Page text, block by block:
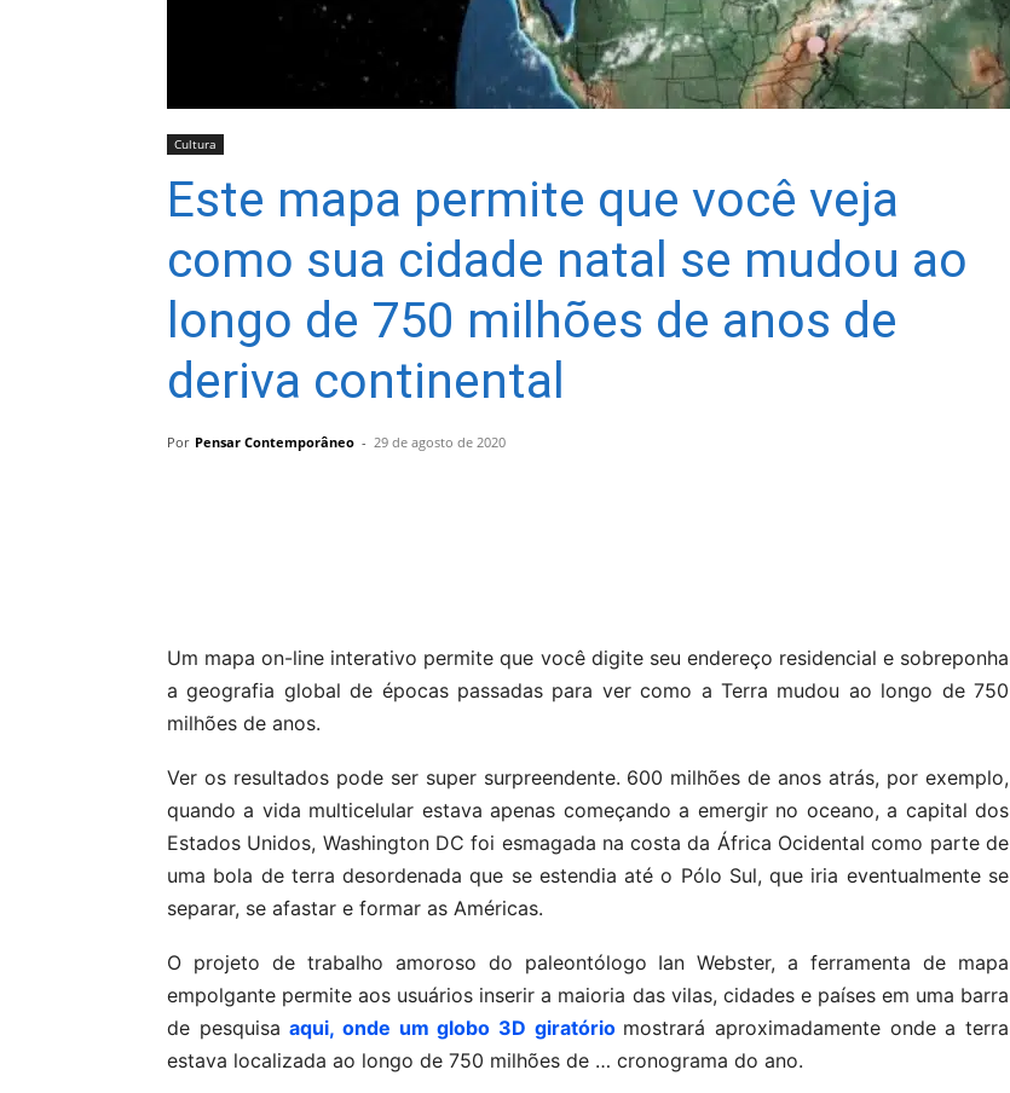
Cultura
Este mapa permite que você veja
como sua cidade natal se mudou ao
longo de 750 milhões de anos de
deriva continental
Por Pensar Contemporâneo - 29 de agosto de 2020
Um mapa on-line interativo permite que você digite seu endereço residencial e sobreponha
a geografia global de épocas passadas para ver como a Terra mudou ao longo de 750
milhões de anos.
Ver os resultados pode ser super surpreendente. 600 milhões de anos atrás, por exemplo,
quando a vida multicelular estava apenas começando a emergir no oceano, a capital dos
Estados Unidos, Washington DC foi esmagada na costa da África Ocidental como parte de
uma bola de terra desordenada que se estendia até o Pólo Sul, que iria eventualmente se
separar, se afastar e formar as Américas.
O projeto de trabalho amoroso do paleontólogo Ian Webster, a ferramenta de mapa
empolgante permite aos usuários inserir a maioria das vilas, cidades e países em uma barra
de pesquisaaqui, onde um globo 3D giratório mostrará aproximadamente onde a terra
estava localizada ao longo de 750 milhões de … cronograma do ano.